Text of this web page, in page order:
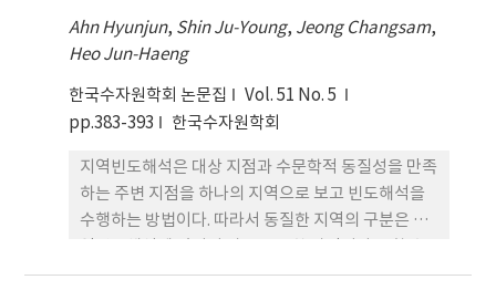
적용된 지역강우자료의 최적 copula 모형으로는
Frank와 Gumbel copula 모형이 선택되었고 주변
분포형에 대해서는 지역별로 Gumbel과 대수정규분
포와 같은 다양한 분포형이 최적 분포형으로 선택되
error)를 기준으로 지역빈도해석이 지점빈도해석보
다 안정적이고 정확한 확률수문량 곡선 추정을 하였
다. 이변량 강우분석에서 지역빈도해석을 적용하면
간 관계를 모형화 할 수 있을 것으로 기대된다.
Ahn Hyunjun, Shin Ju-Young, Jeong Changsam,
Heo Jun-Haeng
한국수자원학회 논문집
Vol. 51 No. 5
pp.383-393
한국수자원학회
지역빈도해석은 대상 지점과 수문학적 동질성을 만족
하는 주변 지점을 하나의 지역으로 보고 빈도해석을
수행하는 방법이다. 따라서 동질한 지역의 구분은 지
있다. 이에 본 연구에서는 인공신경망 기법중 하나인